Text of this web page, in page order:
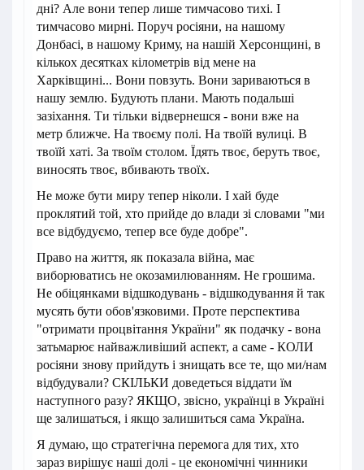
дні? Але вони тепер лише тимчасово тихі. І
тимчасово мирні. Поруч росіяни, на нашому
Донбасі, в нашому Криму, на нашій Херсонщині, в
кількох десятках кілометрів від мене на
Харківщині... Вони повзуть. Вони зариваються в
нашу землю. Будують плани. Мають подальші
зазіхання. Ти тільки відвернешся - вони вже на
метр ближче. На твоєму полі. На твоїй вулиці. В
твоїй хаті. За твоїм столом. Їдять твоє, беруть твоє,
виносять твоє, вбивають твоїх.
Не може бути миру тепер ніколи. І хай буде
проклятий той, хто прийде до влади зі словами "ми
все відбудуємо, тепер все буде добре".
Право на життя, як показала війна, має
виборюватись не окозамилюванням. Не грошима.
Не обіцянками відшкодувань - відшкодування й так
мусять бути обов'язковими. Проте перспектива
"отримати процвітання України" як подачку - вона
затьмарює найважливіший аспект, а саме - КОЛИ
росіяни знову прийдуть і знищать все те, що ми/нам
відбудували? СКІЛЬКИ доведеться віддати їм
наступного разу? ЯКЩО, звісно, українці в Україні
ще залишаться, і якщо залишиться сама Україна.
Я думаю, що стратегічна перемога для тих, хто
зараз вирішує наші долі - це економічні чинники